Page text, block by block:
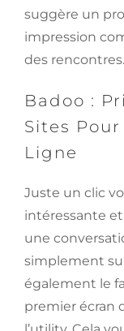
suggère un
impression
des rencontres.
Badoo :
Sites
Ligne
Juste un clic
intéressante
une
simplement
également le
premier écran